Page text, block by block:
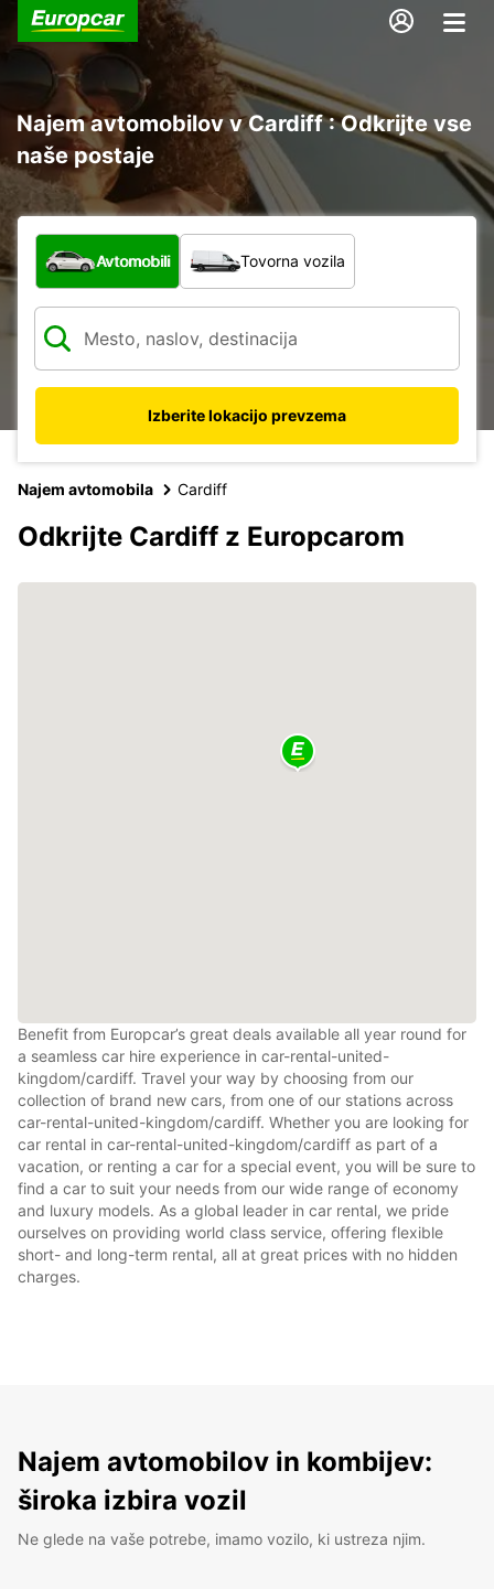
Najem avtomobilov v Cardiff : Odkrijte vse
naše postaje
Katera vrsta vozila?
Avtomobili Tovorna vozila
Izberite lokacijo prevzema
Najem avtomobila Cardiff
Odkrijte Cardiff z Europcarom
Benefit from Europcar’s great deals available all year round for
a seamless car hire experience in car-rental-united-
kingdom/cardiff. Travel your way by choosing from our
collection of brand new cars, from one of our stations across
car-rental-united-kingdom/cardiff. Whether you are looking for
car rental in car-rental-united-kingdom/cardiff as part of a
vacation, or renting a car for a special event, you will be sure to
find a car to suit your needs from our wide range of economy
and luxury models. As a global leader in car rental, we pride
ourselves on providing world class service, offering flexible
short- and long-term rental, all at great prices with no hidden
charges.
Najem avtomobilov in kombijev:
široka izbira vozil
Ne glede na vaše potrebe, imamo vozilo, ki ustreza njim.